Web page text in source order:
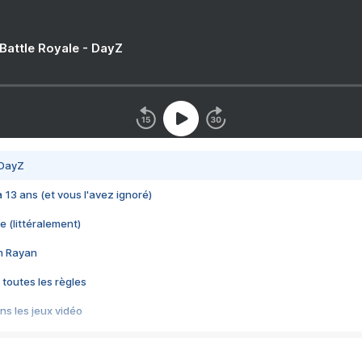
Royale - DayZ
13 ans (et vous l'avez ignoré)
(littéralement)
Rayan
toutes les règles
les jeux vidéo